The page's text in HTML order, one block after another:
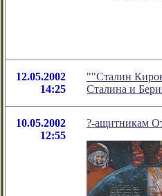
12.05.2002
14:25
""Сталин
Сталина и
10.05.2002
12:55
?-ащитникам